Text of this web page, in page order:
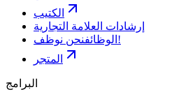
الكتيب
إرشادات العلامة التجارية
الوظائف نحن نوظف!
المتجر
البرامج